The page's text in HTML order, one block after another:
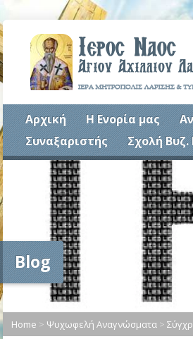
Αρχική Η Ενορία μας
Συναξαριστής
Σχολή
Blog
Home > Ψυχωφελή Αναγνώσματα >